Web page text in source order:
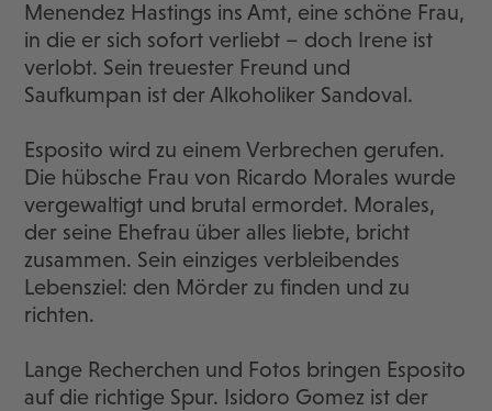
Menendez Hastings ins Amt, eine schöne Frau,
in die er sich sofort verliebt – doch Irene ist
verlobt. Sein treuester Freund und
Saufkumpan ist der Alkoholiker Sandoval.
Esposito wird zu einem Verbrechen gerufen.
Die hübsche Frau von Ricardo Morales wurde
vergewaltigt und brutal ermordet. Morales,
der seine Ehefrau über alles liebte, bricht
zusammen. Sein einziges verbleibendes
Lebensziel: den Mörder zu finden und zu
richten.
Lange Recherchen und Fotos bringen Esposito
auf die richtige Spur. Isidoro Gomez ist der